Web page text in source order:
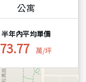
公寓
半年內平均單價
73.77 萬/坪